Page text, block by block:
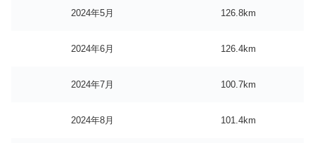
2024年5月 126.8km
2024年6月 126.4km
2024年7月 100.7km
2024年8月 101.4km